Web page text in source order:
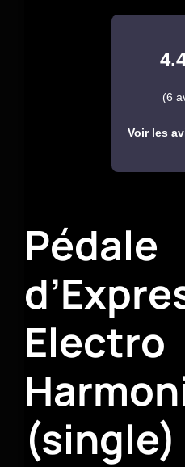
(6
Voir les
Pédale
Electro
(single)